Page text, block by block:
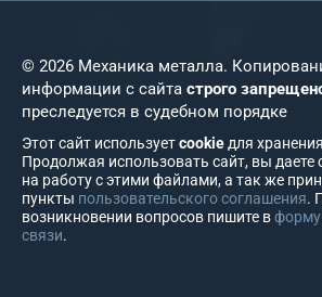
© 2026 Механика металла.
информации с сайта строго
преследуется в судебном порядке
Этот сайт используетcookieдля
Продолжая использовать сайт, вы даете
на работу с этими файлами, а так же
пункты пользовательского соглашения.
возникновении вопросов пишите вформу
связи.